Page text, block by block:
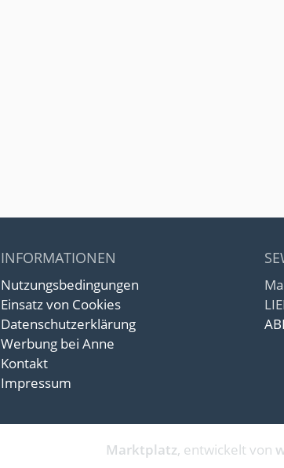
INFORMATIONEN
Nutzungsbedingungen
Einsatz von Cookies
Datenschutzerklärung
Werbung bei Anne
Kontakt
Impressum
Marktplatz, entwickelt von